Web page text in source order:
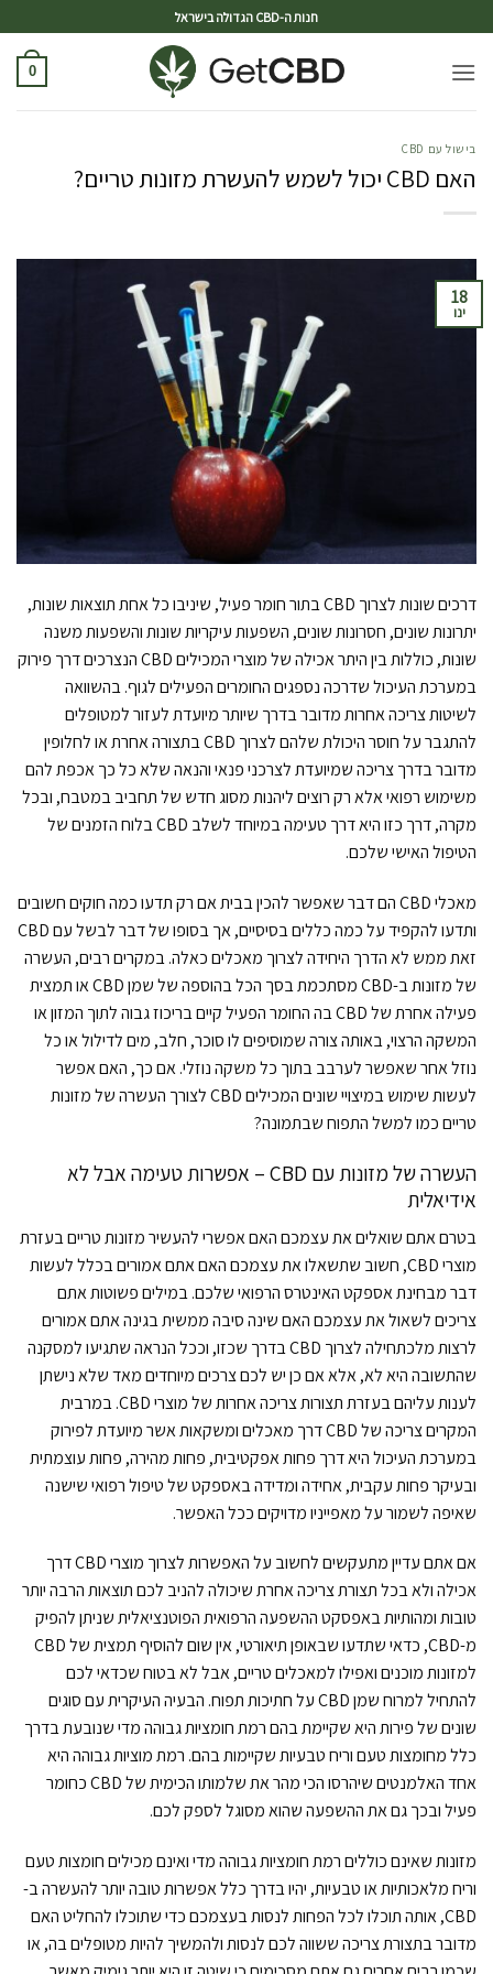
חנות ה-CBD הגדולה בישראל
0
בישול עם CBD
האם CBD יכול לשמש להעשרת מזונות טריים?
18
ינו
דרכים שונות לצרוך CBD בתור חומר פעיל, שיניבו כל אחת תוצאות שונות,
יתרונות שונים, חסרונות שונים, השפעות עיקריות שונות והשפעות משנה
שונות, כוללות בין היתר אכילה של מוצרי המכילים CBD הנצרכים דרך פירוק
במערכת העיכול שדרכה נספגים החומרים הפעילים לגוף. בהשוואה
לשיטות צריכה אחרות מדובר בדרך שיותר מיועדת לעזור למטופלים
להתגבר על חוסר היכולת שלהם לצרוך CBD בתצורה אחרת או לחלופין
מדובר בדרך צריכה שמיועדת לצרכני פנאי והנאה שלא כל כך אכפת להם
משימוש רפואי אלא רק רוצים ליהנות מסוג חדש של תחביב במטבח, ובכל
מקרה, דרך כזו היא דרך טעימה במיוחד לשלב CBD בלוח הזמנים של
הטיפול האישי שלכם.
מאכלי CBD הם דבר שאפשר להכין בבית אם רק תדעו כמה חוקים חשובים
ותדעו להקפיד על כמה כללים בסיסיים, אך בסופו של דבר לבשל עם CBD
זאת ממש לא הדרך היחידה לצרוך מאכלים כאלה. במקרים רבים, העשרה
של מזונות ב-CBD מסתכמת בסך הכל בהוספה של שמן CBD או תמצית
פעילה אחרת של CBD בה החומר הפעיל קיים בריכוז גבוה לתוך המזון או
המשקה הרצוי, באותה צורה שמוסיפים לו סוכר, חלב, מים לדילול או כל
נוזל אחר שאפשר לערבב בתוך כל משקה נוזלי. אם כך, האם אפשר
לעשות שימוש במיצויי שונים המכילים CBD לצורך העשרה של מזונות
טריים כמו למשל התפוח שבתמונה?
העשרה של מזונות עם CBD – אפשרות טעימה אבל לא
אידיאלית
בטרם אתם שואלים את עצמכם האם אפשרי להעשיר מזונות טריים בעזרת
מוצרי CBD, חשוב שתשאלו את עצמכם האם אתם אמורים בכלל לעשות
דבר מבחינת אספקט האינטרס הרפואי שלכם. במילים פשוטות אתם
צריכים לשאול את עצמכם האם שינה סיבה ממשית בגינה אתם אמורים
לרצות מלכתחילה לצרוך CBD בדרך שכזו, וככל הנראה שתגיעו למסקנה
שהתשובה היא לא, אלא אם כן יש לכם צרכים מיוחדים מאד שלא נישתן
לענות עליהם בעזרת תצורות צריכה אחרות של מוצרי CBD. במרבית
המקרים צריכה של CBD דרך מאכלים ומשקאות אשר מיועדת לפירוק
במערכת העיכול היא דרך פחות אפקטיבית, פחות מהירה, פחות עוצמתית
ובעיקר פחות עקבית, אחידה ומדידה באספקט של טיפול רפואי שישנה
שאיפה לשמור על מאפייניו מדויקים ככל האפשר.
אם אתם עדיין מתעקשים לחשוב על האפשרות לצרוך מוצרי CBD דרך
אכילה ולא בכל תצורת צריכה אחרת שיכולה להניב לכם תוצאות הרבה יותר
טובות ומהותיות באפסקט ההשפעה הרפואית הפוטנציאלית שניתן להפיק
מ-CBD, כדאי שתדעו שבאופן תיאורטי, אין שום להוסיף תמצית של CBD
למזונות מוכנים ואפילו למאכלים טריים, אבל לא בטוח שכדאי לכם
להתחיל למרוח שמן CBD על חתיכות תפוח. הבעיה העיקרית עם סוגים
שונים של פירות היא שקיימת בהם רמת חומציות גבוהה מדי שנובעת בדרך
כלל מחומצות טעם וריח טבעיות שקיימות בהם. רמת מוציות גבוהה היא
אחד האלמנטים שיהרסו הכי מהר את שלמותו הכימית של CBD כחומר
פעיל ובכך גם את ההשפעה שהוא מסוגל לספק לכם.
מזונות שאינם כוללים רמת חומציות גבוהה מדי ואינם מכילים חומצות טעם
וריח מלאכותיות או טבעיות, יהיו בדרך כלל אפשרות טובה יותר להעשרה ב-
CBD, אותה תוכלו לכל הפחות לנסות בעצמכם כדי שתוכלו להחליט האם
מדובר בתצורת צריכה ששווה לכם לנסות ולהמשיך להיות מטופלים בה, או